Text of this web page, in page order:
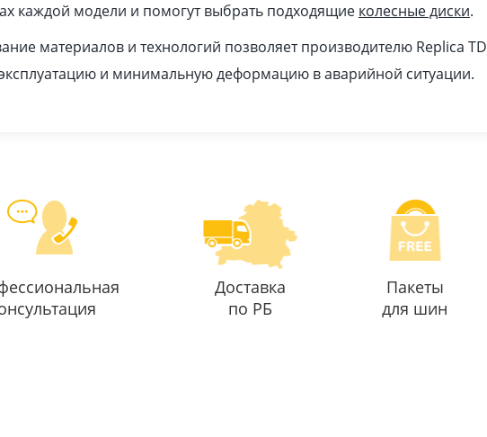
каждой модели и помогут выбрать подходящие колесные диски.
материалов и технологий позволяет производителю Replica TD
и минимальную деформацию в аварийной ситуации.
Доставка
по РБ
Пакеты
для шин